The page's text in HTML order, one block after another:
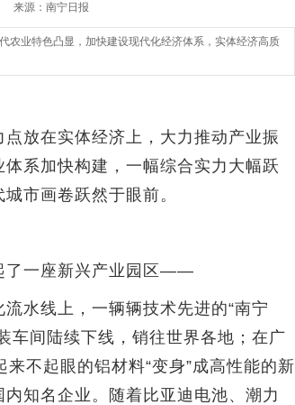
来源：南宁日报
农业特色凸显，加快建设现代化经济体系，实体经济高质
放在实体经济上，大力推动产业振
系加快构建，一幅综合实力大幅跃
市画卷跃然于眼前。
了一座新兴产业园区——
线上，一辆辆技术先进的“南宁
车间陆续下线，销往世界各地；在广
不起眼的铝材料“变身”成高性能的新
知名企业。随着比亚迪电池、潮力